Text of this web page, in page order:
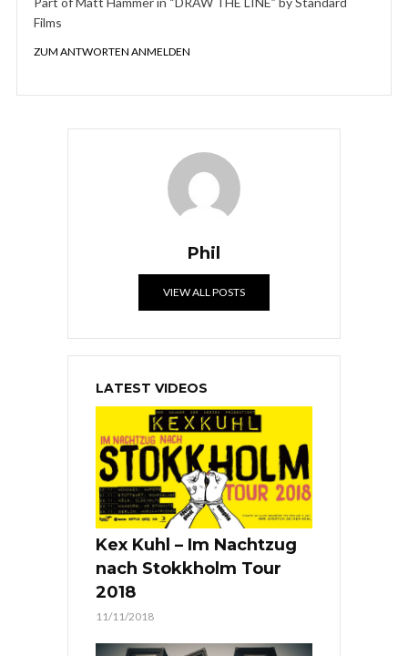
Films
ZUM ANTWORTEN ANMELDEN
Phil
VIEW ALL POSTS
LATEST VIDEOS
Kex Kuhl – Im Nachtzug
nach Stokkholm Tour
2018
11/11/2018